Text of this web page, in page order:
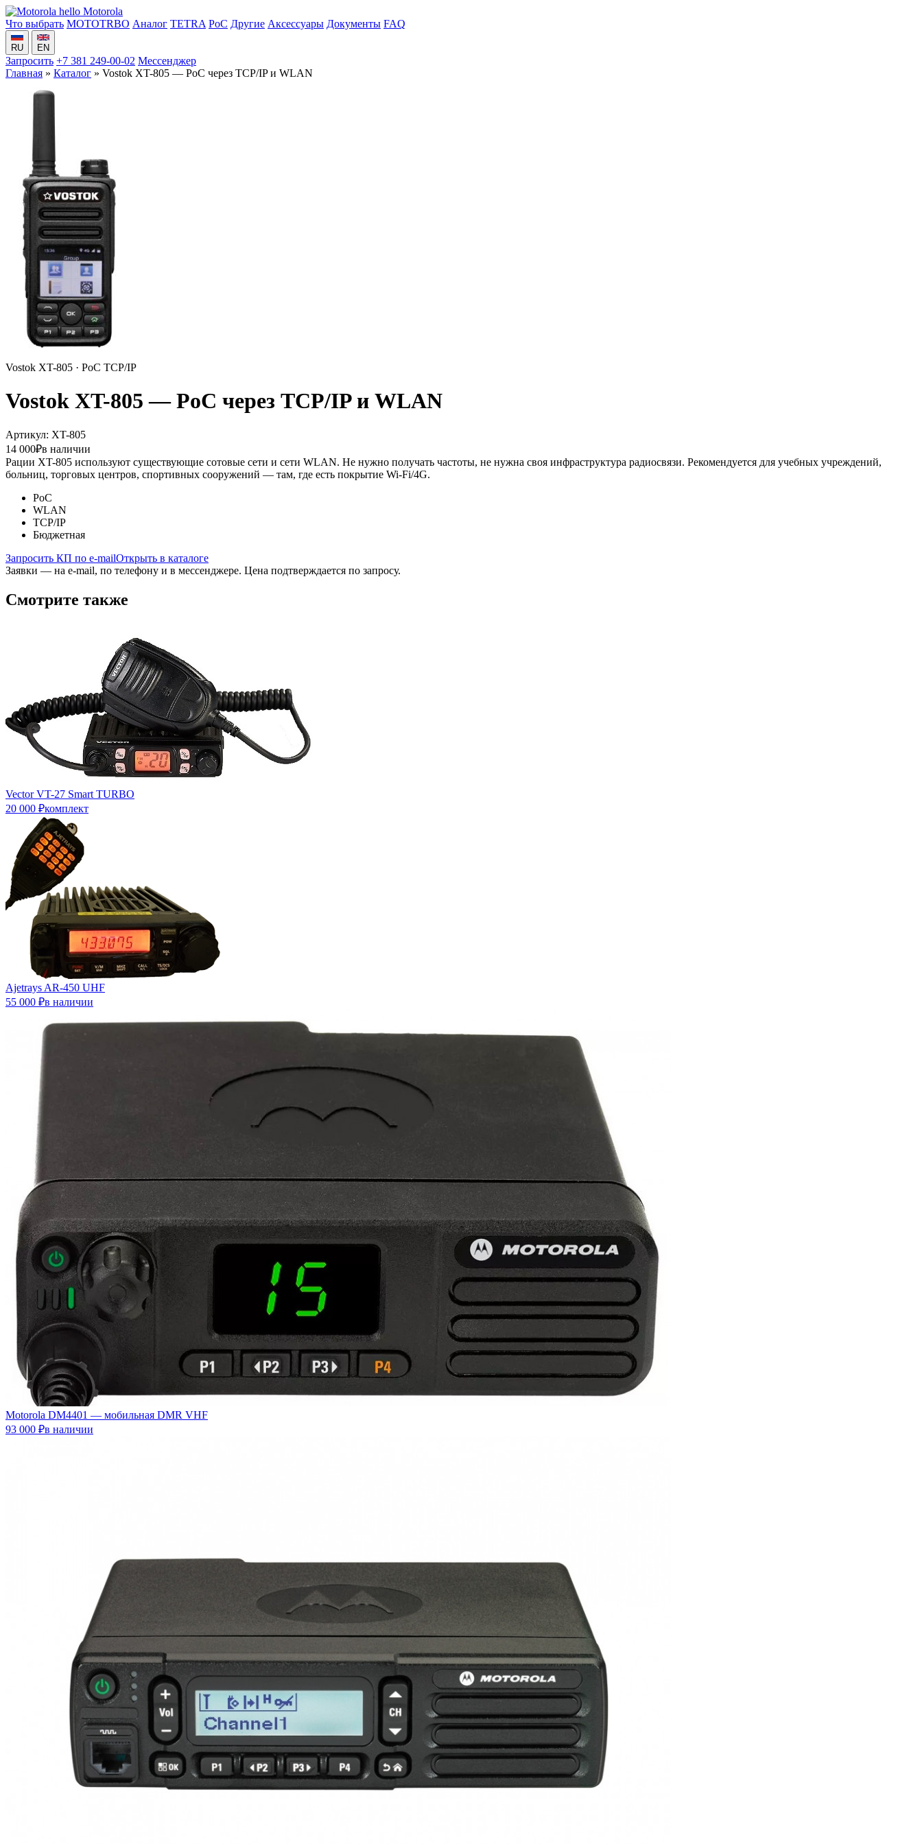
hello Motorola
Что выбрать MOTOTRBO Аналог TETRA PoC Другие Аксессуары Документы FAQ
RU EN
Запросить +7 381 249-00-02 Мессенджер
Главная » Каталог » Vostok XT-805 — PoC через TCP/IP и WLAN
Vostok XT-805 · PoC TCP/IP
Vostok XT-805 — PoC через TCP/IP и WLAN
Артикул: XT-805
14 000₽в наличии
Рации XT-805 используют существующие сотовые сети и сети WLAN. Не нужно получать частоты, не нужна своя инфраструктура радиосвязи. Рекомендуется для учебных учреждений,
больниц, торговых центров, спортивных сооружений — там, где есть покрытие Wi-Fi/4G.
PoC
WLAN
TCP/IP
Бюджетная
Запросить КП по e-mailОткрыть в каталоге
Заявки — на e-mail, по телефону и в мессенджере. Цена подтверждается по запросу.
Смотрите также
Vector VT-27 Smart TURBO
20 000 ₽комплект
Ajetrays AR-450 UHF
55 000 ₽в наличии
Motorola DM4401 — мобильная DMR VHF
93 000 ₽в наличии